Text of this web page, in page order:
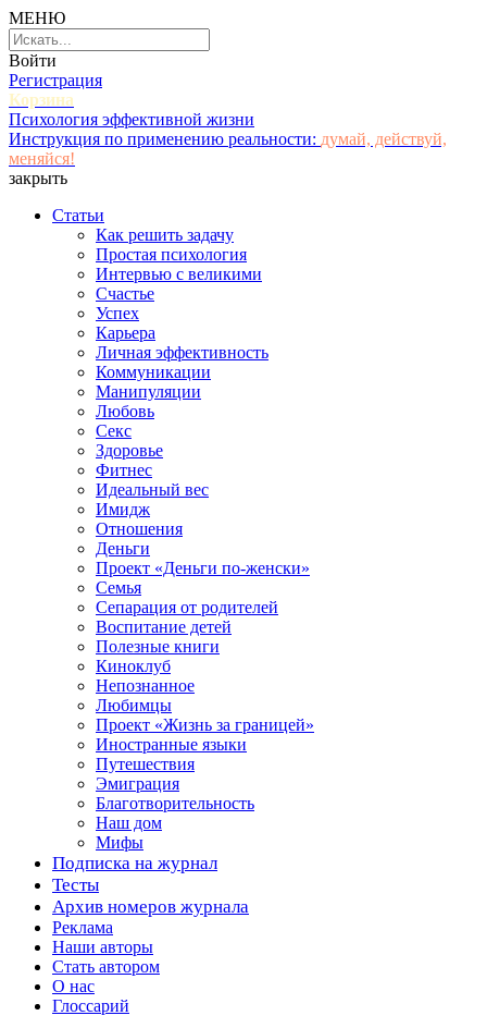
МЕНЮ
Войти
Регистрация
Корзина
Психология эффективной жизни
Инструкция по применению реальности: думай, действуй,
меняйся!
закрыть
Статьи
Как решить задачу
Простая психология
Интервью с великими
Счастье
Успех
Карьера
Личная эффективность
Коммуникации
Манипуляции
Любовь
Секс
Здоровье
Фитнес
Идеальный вес
Имидж
Отношения
Деньги
Проект «Деньги по-женски»
Семья
Сепарация от родителей
Воспитание детей
Полезные книги
Киноклуб
Непознанное
Любимцы
Проект «Жизнь за границей»
Иностранные языки
Путешествия
Эмиграция
Благотворительность
Наш дом
Мифы
Подписка на журнал
Тесты
Архив номеров журнала
Реклама
Наши авторы
Стать автором
О нас
Глоссарий